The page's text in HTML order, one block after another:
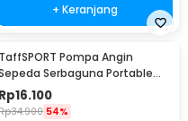
+ Keranjang
TaffSPORT Pompa Angin
Serbaguna Portable
Pump 120 PSI - PM40
Rp16.100
34.900 54%